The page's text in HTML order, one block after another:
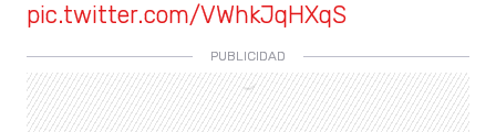
pic.twitter.com/VWhkJqHXqS